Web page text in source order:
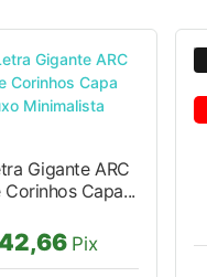
ARC
Ccom Harpa e Corinhos Capa...
Pix